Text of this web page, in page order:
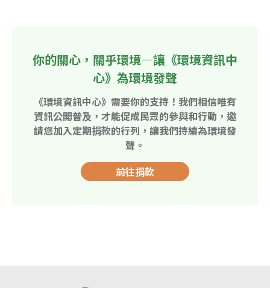
你的關心，關乎環境—讓《環境資訊中
心》為環境發聲
《環境資訊中心》需要你的支持！我們相信唯有
資訊公開普及，才能促成民眾的參與和行動，邀
請您加入定期捐款的行列，讓我們持續為環境發
聲。
前往捐款